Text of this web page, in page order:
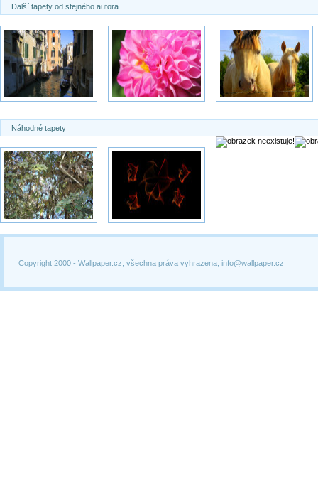
Další tapety od stejného autora
Náhodné tapety
Copyright 2000 - Wallpaper.cz, všechna práva vyhrazena, info@wallpaper.cz